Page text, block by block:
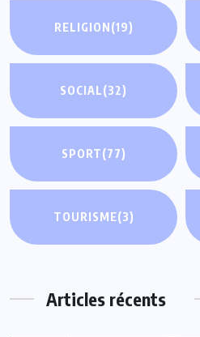
RELIGION(19)
SOCIAL(32)
SPORT(77)
TOURISME(3)
Articles récents